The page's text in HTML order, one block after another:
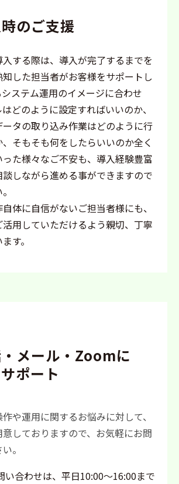
のご支援
する際は、導入が完了するまでを
した担当者がお客様をサポートし
ステム運用のイメージに合わせ
どのように設定すればいいのか、
タの取り込み作業はどのように行
そもそも何をしたらいいのか全く
た様々なご不安も、導入経験豊富
しながら進める事ができますので
体に自信がないご担当者様にも、
用していただけるよう親切、丁寧
す。
メール・Zoomに
ポート
や運用に関するお悩みに対して、
しておりますので、お気軽にお問
。
い合わせは、平日10:00～16:00まで